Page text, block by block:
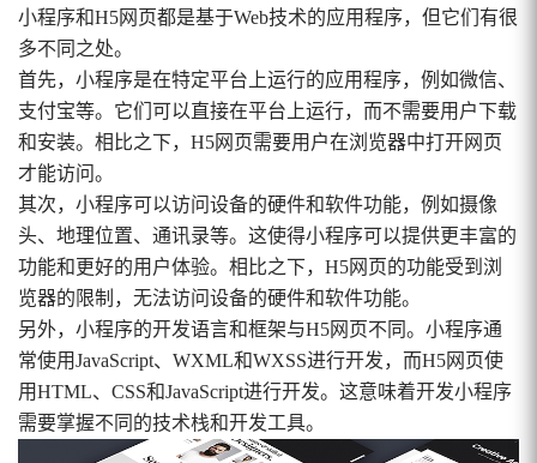
小程序和H5网页都是基于Web技术的应用程序，但它们有很
多不同之处。
首先，小程序是在特定平台上运行的应用程序，例如微信、
支付宝等。它们可以直接在平台上运行，而不需要用户下载
和安装。相比之下，H5网页需要用户在浏览器中打开网页
才能访问。
其次，小程序可以访问设备的硬件和软件功能，例如摄像
头、地理位置、通讯录等。这使得小程序可以提供更丰富的
功能和更好的用户体验。相比之下，H5网页的功能受到浏
览器的限制，无法访问设备的硬件和软件功能。
另外，小程序的开发语言和框架与H5网页不同。小程序通
常使用JavaScript、WXML和WXSS进行开发，而H5网页使
用HTML、CSS和JavaScript进行开发。这意味着开发小程序
需要掌握不同的技术栈和开发工具。